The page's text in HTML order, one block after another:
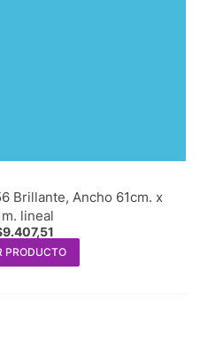
Brillante, Ancho 61cm. x
lineal
9.407,51
PRODUCTO